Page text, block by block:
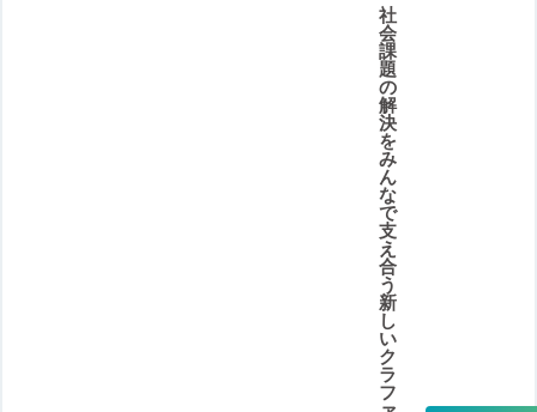
社
会
課
題
の
解
決
を
み
ん
な
で
支
え
合
う
新
し
い
ク
ラ
フ